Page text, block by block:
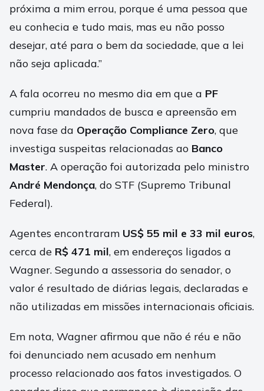
próxima a mim errou, porque é uma pessoa que
eu conhecia e tudo mais, mas eu não posso
desejar, até para o bem da sociedade, que a lei
não seja aplicada.”
A fala ocorreu no mesmo dia em que a PF
cumpriu mandados de busca e apreensão em
nova fase da Operação Compliance Zero, que
investiga suspeitas relacionadas ao Banco
Master. A operação foi autorizada pelo ministro
André Mendonça, do STF (Supremo Tribunal
Federal).
Agentes encontraram US$ 55 mil e 33 mil euros,
cerca de R$ 471 mil, em endereços ligados a
Wagner. Segundo a assessoria do senador, o
valor é resultado de diárias legais, declaradas e
não utilizadas em missões internacionais oficiais.
Em nota, Wagner afirmou que não é réu e não
foi denunciado nem acusado em nenhum
processo relacionado aos fatos investigados. O